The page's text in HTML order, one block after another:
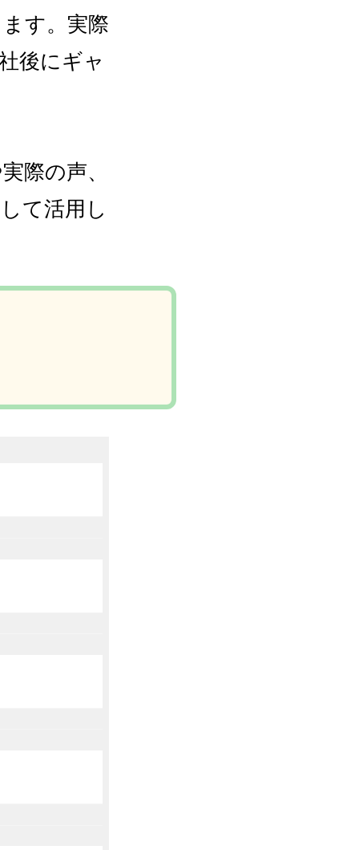
す。実際
後にギャ
際の声、
て活用し